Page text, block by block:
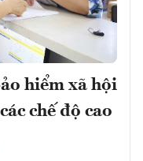
hiểm xã hội
chế độ cao